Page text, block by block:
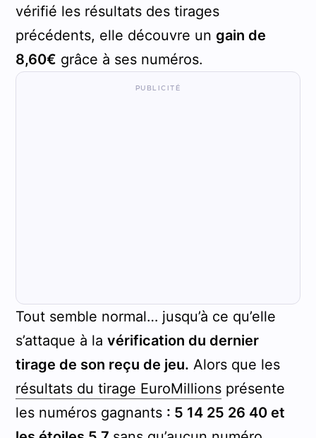
vérifié les résultats des tirages
précédents, elle découvre un gain de
8,60€ grâce à ses numéros.
Tout semble normal… jusqu’à ce qu’elle
s’attaque à la vérification du dernier
tirage de son reçu de jeu. Alors que les
résultats du tirage EuroMillionsprésente
les numéros gagnants : 5 14 25 26 40 et